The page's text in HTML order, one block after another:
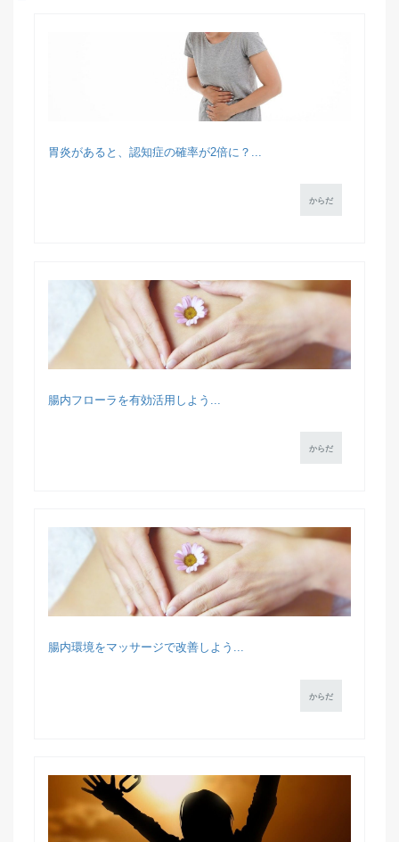
胃炎があると、認知症の確率が2倍に？...
からだ
腸内フローラを有効活用しよう...
からだ
腸内環境をマッサージで改善しよう...
からだ